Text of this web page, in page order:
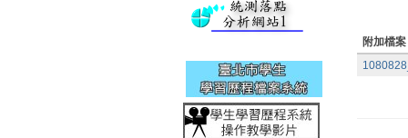
附加檔案